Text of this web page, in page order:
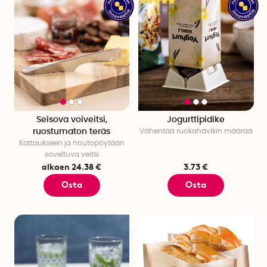
haluat viedä brunssikokemuksesi seuraavalle tasolle,
varmista, että valitset oikean valaistuksen täydellisen
tunnelman luomiseksi.
Taustamusiikki, joka luo tunnelmaa
Toinen tärkeä osa brunssia on hyvä musiikki, joka luo upean
tunnelman. Meillä on useita tuotteita, joiden avulla voit
soittaa musiikkia yksinkertaisesti ja helposti. Yksi
suosikeistamme on Bluetooth-kaiutin, jonka avulla voit
toistaa musiikkia langattomasti matkapuhelimesta tai
helposti sijoittaa pöydälle tai muualle huoneeseen.
Hauskoja lautapelejä brunssilla pelattavaksi
Toinen loistava idea on järjestää brunssin aikana pelattavia
sopivia tuotteita, kuten hauskoja lautapelejä,
tietokilpailupelejä, korttipelejä ja monia muita pieniä pelejä.
Meillä on myös useita hauskoja aktiviteetteja lapsille, kuten
värityskirjoja ja askartelusarjoja.
Seisova voiveitsi,
ruostumaton teräs
Kattaukseen ja noutopöytään
soveltuva veitsi
alkaen 24.38 €
Osta
Jogurttipidike
Vähentää ruokahävikin määrää
3.73 €
Osta